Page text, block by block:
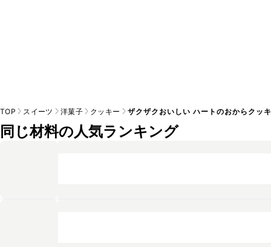
TOP スイーツ 洋菓子 クッキー ザクザクおいしい ハートのおからクッ
同じ材料の人気ランキング